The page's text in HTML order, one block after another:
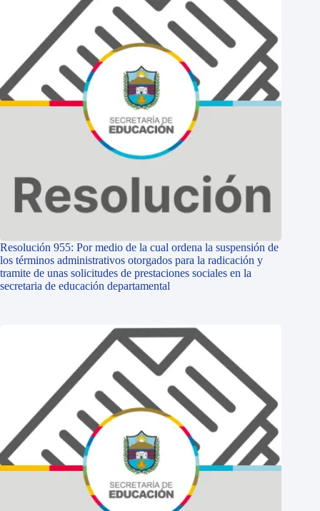
Resolución 955: Por medio de la cual ordena la suspensión de
los términos administrativos otorgados para la radicación y
tramite de unas solicitudes de prestaciones sociales en la
secretaria de educación departamental